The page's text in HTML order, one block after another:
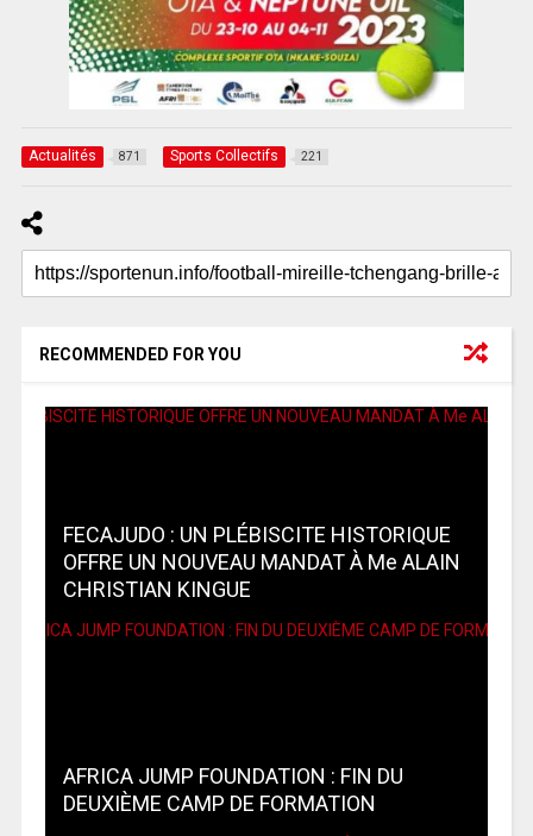
Actualités 871 Sports Collectifs 221
RECOMMENDED FOR YOU
FECAJUDO : UN PLÉBISCITE HISTORIQUE
OFFRE UN NOUVEAU MANDAT À Me ALAIN
CHRISTIAN KINGUE
AFRICA JUMP FOUNDATION : FIN DU
DEUXIÈME CAMP DE FORMATION